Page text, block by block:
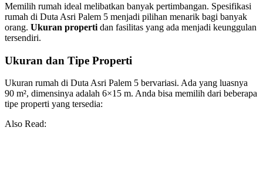
Memilih rumah ideal melibatkan banyak pertimbangan. Spesifikasi
rumah di Duta Asri Palem 5 menjadi pilihan menarik bagi banyak
orang. Ukuran properti dan fasilitas yang ada menjadi keunggulan
tersendiri.
Ukuran dan Tipe Properti
Ukuran rumah di Duta Asri Palem 5 bervariasi. Ada yang luasnya
90 m², dimensinya adalah 6×15 m. Anda bisa memilih dari beberapa
tipe properti yang tersedia:
Also Read: